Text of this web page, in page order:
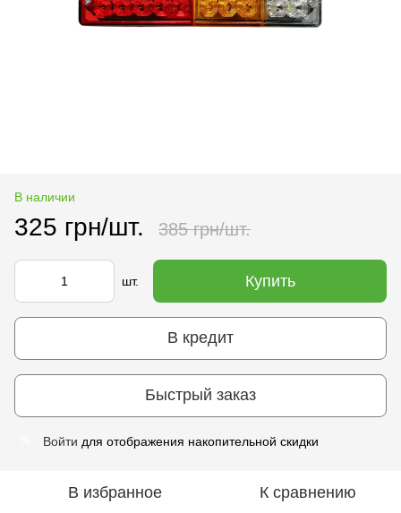
В наличии
325 грн/шт. 385 грн/шт.
шт. Купить
В кредит
Быстрый заказ
Войти для отображения накопительной скидки
В избранное К сравнению